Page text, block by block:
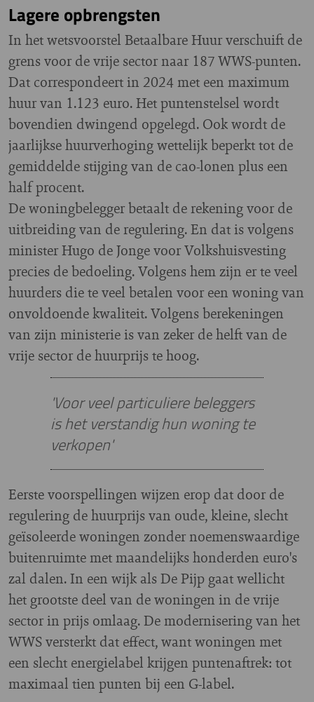
Lagere opbrengsten
In het wetsvoorstel Betaalbare Huur verschuift de
grens voor de vrije sector naar 187 WWS-punten.
Dat correspondeert in 2024 met een maximum
huur van 1.123 euro. Het puntenstelsel wordt
bovendien dwingend opgelegd. Ook wordt de
jaarlijkse huurverhoging wettelijk beperkt tot de
gemiddelde stijging van de cao-lonen plus een
half procent.
De woningbelegger betaalt de rekening voor de
uitbreiding van de regulering. En dat is volgens
minister Hugo de Jonge voor Volkshuisvesting
precies de bedoeling. Volgens hem zijn er te veel
huurders die te veel betalen voor een woning van
onvoldoende kwaliteit. Volgens berekeningen
van zijn ministerie is van zeker de helft van de
vrije sector de huurprijs te hoog.
'Voor veel particuliere beleggers
is het verstandig hun woning te
verkopen'
Eerste voorspellingen wijzen erop dat door de
regulering de huurprijs van oude, kleine, slecht
geïsoleerde woningen zonder noemenswaardige
buitenruimte met maandelijks honderden euro's
zal dalen. In een wijk als De Pijp gaat wellicht
het grootste deel van de woningen in de vrije
sector in prijs omlaag. De modernisering van het
WWS versterkt dat effect, want woningen met
een slecht energielabel krijgen puntenaftrek: tot
maximaal tien punten bij een G-label.